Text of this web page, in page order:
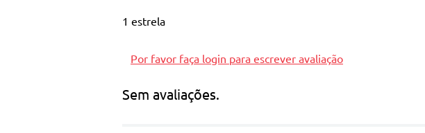
Resolução de problemas1 estrela
Por favor faça login para escrever avaliação
Sem avaliações.